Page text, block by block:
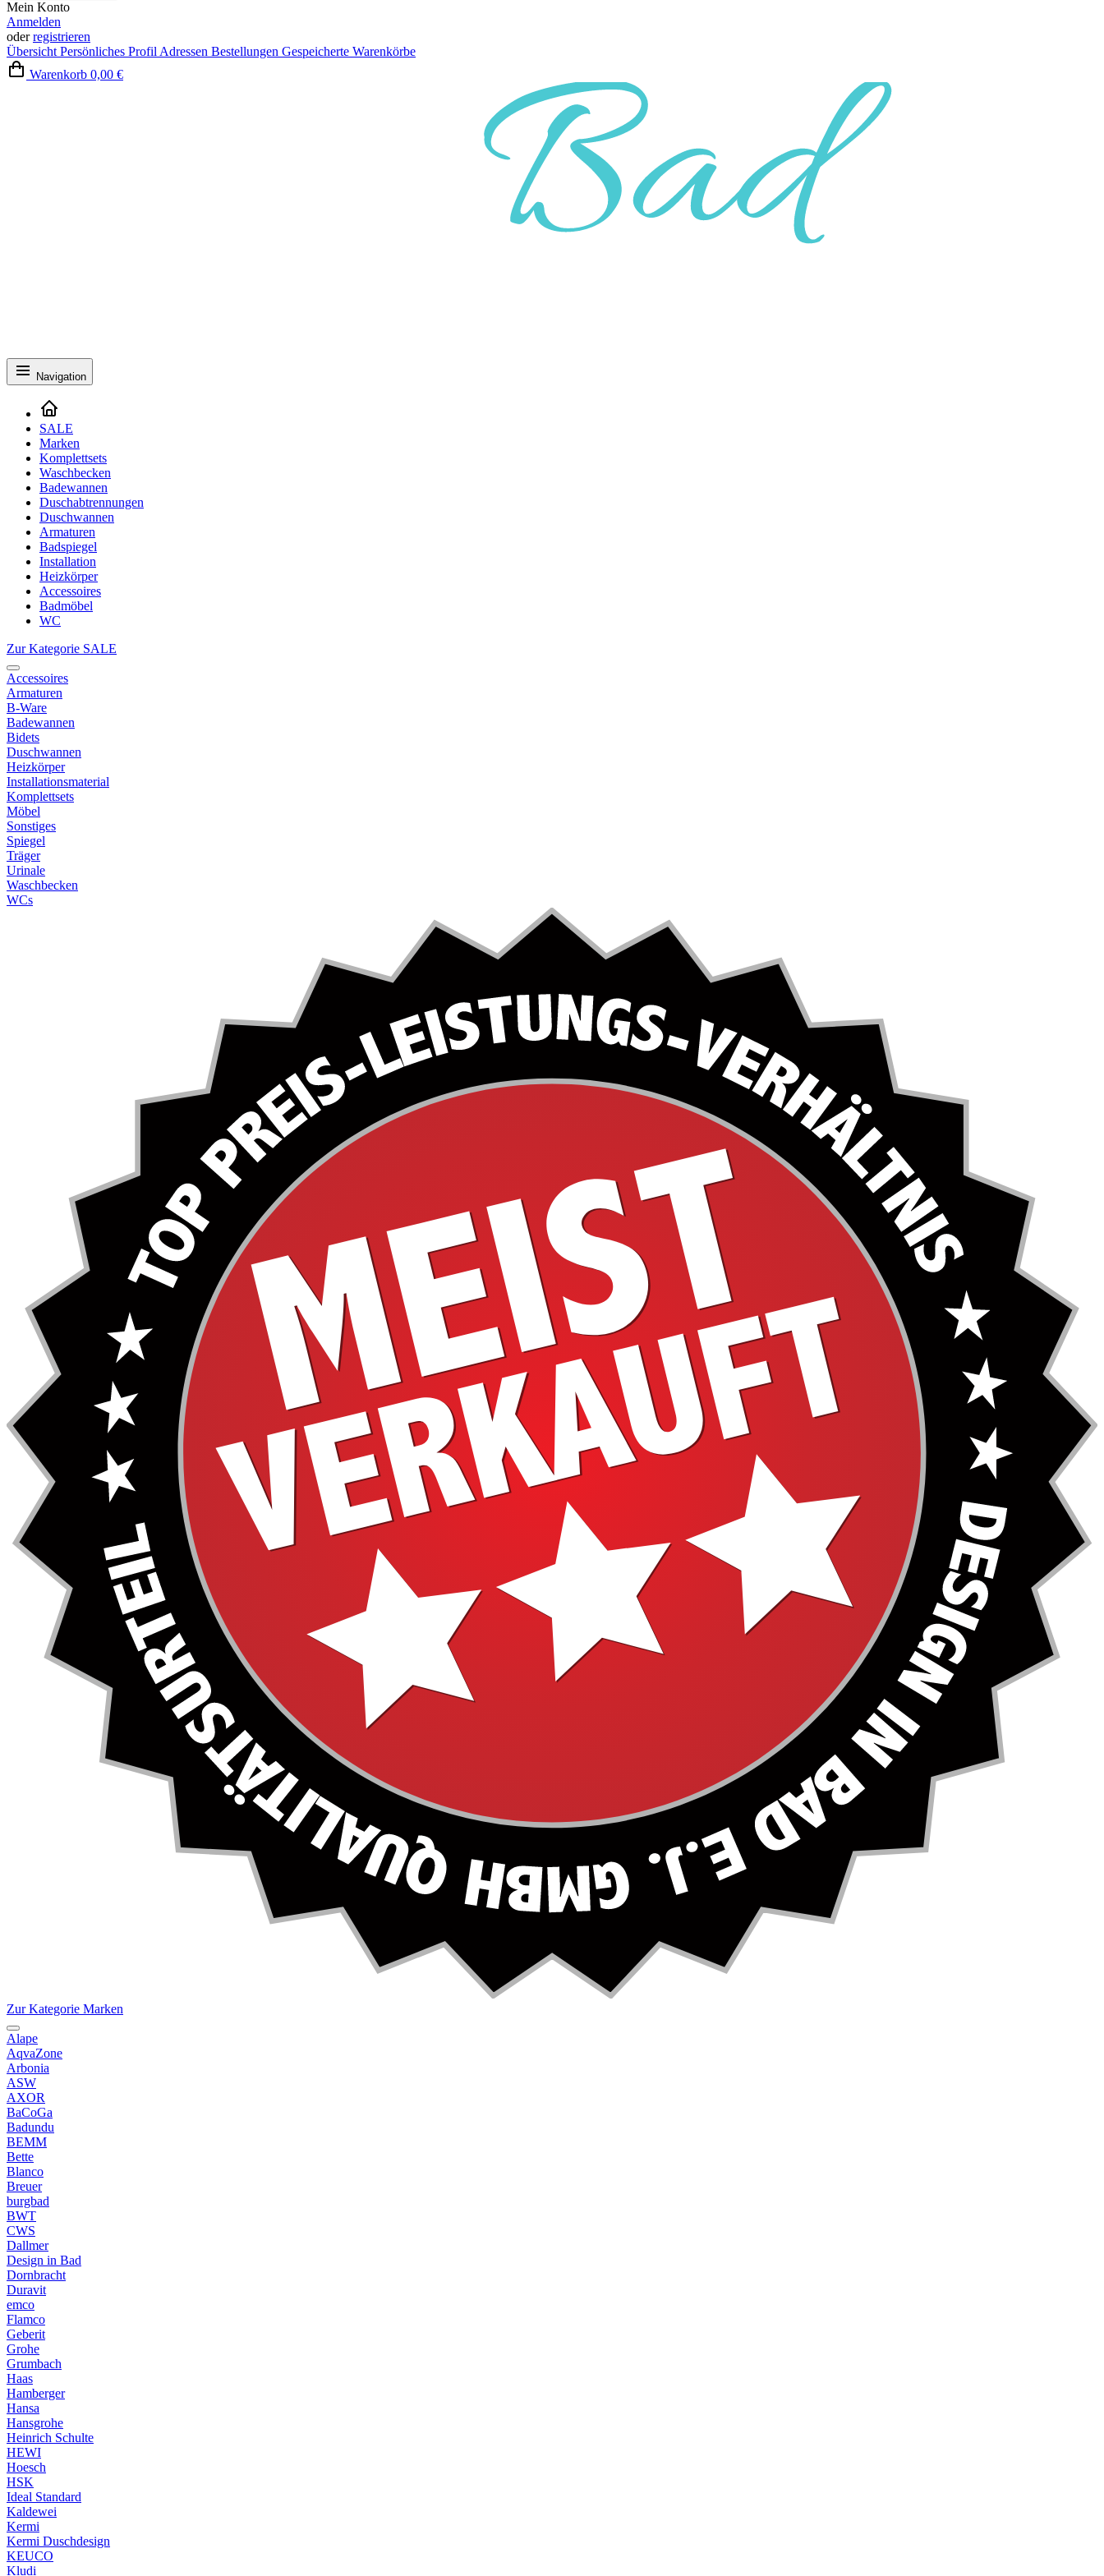
Mein Konto
Anmelden
oderregistrieren
Übersicht Persönliches Profil Adressen Bestellungen Gespeicherte Warenkörbe
Warenkorb 0,00 €
Navigation
SALE
Marken
Komplettsets
Waschbecken
Badewannen
Duschabtrennungen
Duschwannen
Armaturen
Badspiegel
Installation
Heizkörper
Accessoires
Badmöbel
WC
Zur Kategorie SALE
Accessoires
Armaturen
B-Ware
Badewannen
Bidets
Duschwannen
Heizkörper
Installationsmaterial
Komplettsets
Möbel
Sonstiges
Spiegel
Träger
Urinale
Waschbecken
WCs
Zur Kategorie Marken
Alape
AqvaZone
Arbonia
ASW
AXOR
BaCoGa
Badundu
BEMM
Bette
Blanco
Breuer
burgbad
BWT
CWS
Dallmer
Design in Bad
Dornbracht
Duravit
emco
Flamco
Geberit
Grohe
Grumbach
Haas
Hamberger
Hansa
Hansgrohe
Heinrich Schulte
HEWI
Hoesch
HSK
Ideal Standard
Kaldewei
Kermi
Kermi Duschdesign
KEUCO
Kludi